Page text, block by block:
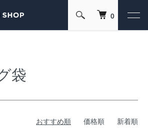
0
袋
おすすめ順 価格順 新着順